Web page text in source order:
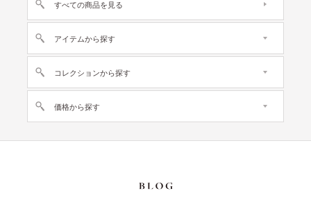
すべての商品を見る
アイテムから探す
コレクションから探す
価格から探す